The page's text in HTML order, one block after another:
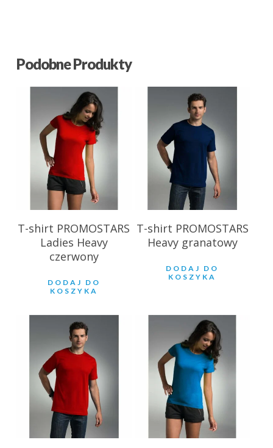
Podobne Produkty
25.25zł
T-shirt PROMOSTARS
Ladies Heavy
czerwony
DODAJ DO
KOSZYKA
28.85zł
T-shirt PROMOSTARS
Heavy granatowy
DODAJ DO
KOSZYKA
28.85zł 25.25zł